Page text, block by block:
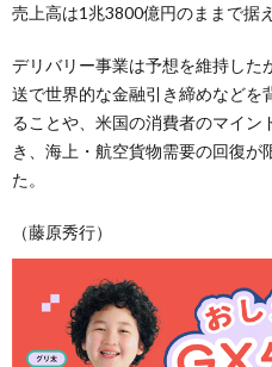
売上高は1兆3800億円のままで据
デリバリー事業は予想を維持した
送で世界的な金融引き締めなどを
ることや、米国の消費者のマイン
き、海上・航空貨物需要の回復
た。
（藤原秀行）